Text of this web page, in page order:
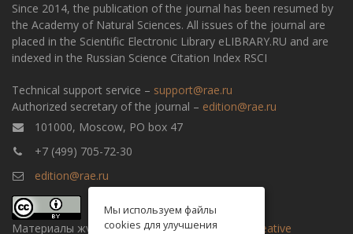
Since 2014, the publication of the journal has been resumed by
the Academy of Natural Sciences. All issues of the journal are
placed in the Scientific Electronic Library eLIBRARY.RU and are
indexed in the Russian Science Citation Index RSCI
Technical support service – support@rae.ru
Authorized secretary of the journal – edition@rae.ru
101000, Moscow, PO box 47
+7 (499) 705-72-30
edition@rae.ru
Материалы журнала доступны полицензии Creative
Мы используем файлы
cookies для улучшения